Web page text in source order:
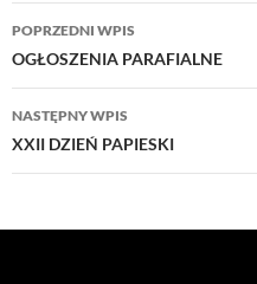
Nawigacja
wpisu
POPRZEDNI WPIS
OGŁOSZENIA PARAFIALNE
NASTĘPNY WPIS
XXII DZIEŃ PAPIESKI